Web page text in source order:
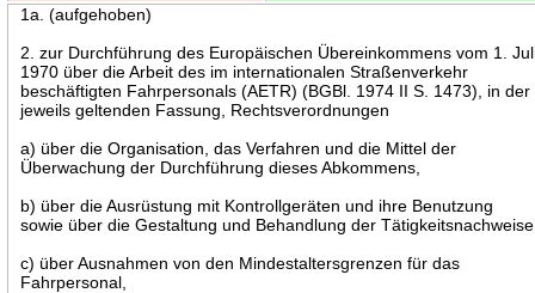
1a. (aufgehoben)
2. zur Durchführung des Europäischen Übereinkommens vom 1.
1970 über die Arbeit des im internationalen Straßenverkehr
beschäftigten Fahrpersonals (AETR) (BGBl. 1974 II S. 1473), in der
jeweils geltenden Fassung, Rechtsverordnungen
a) über die Organisation, das Verfahren und die Mittel der
Überwachung der Durchführung dieses Abkommens,
b) über die Ausrüstung mit Kontrollgeräten und ihre Benutzung
sowie über die Gestaltung und Behandlung der
c) über Ausnahmen von den Mindestaltersgrenzen für das
Fahrpersonal,